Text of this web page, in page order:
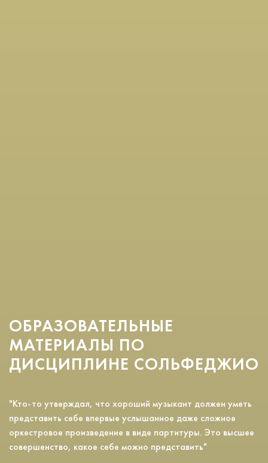
ОБРАЗОВАТЕЛЬНЫЕ
МАТЕРИАЛЫ ПО
ДИСЦИПЛИНЕ СОЛЬФЕДЖИО
"Кто-то утверждал, что хороший музыкант должен уметь
представить себе впервые услышанное даже сложное
оркестровое произведение в виде партитуры. Это высшее
совершенство, какое себе можно представить"